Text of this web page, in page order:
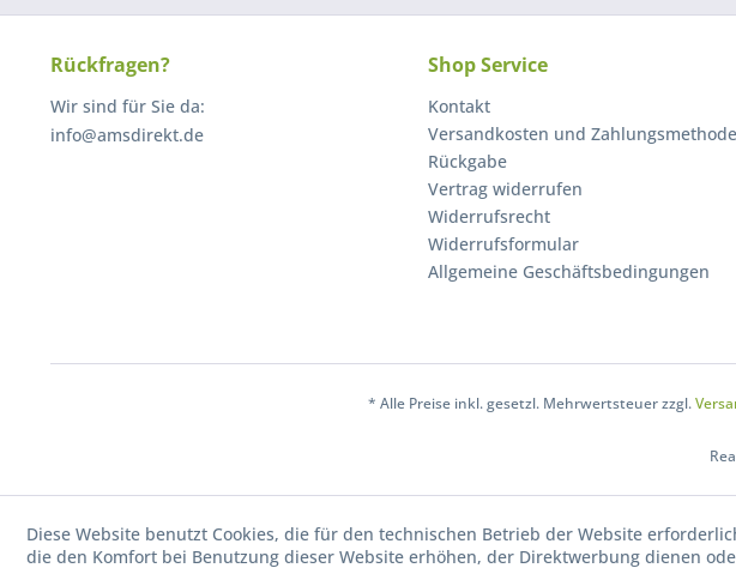
Rückfragen?
Wir sind für Sie da:
info@amsdirekt.de
Shop Service
Kontakt
Versandkosten und
Rückgabe
Vertrag widerrufen
Widerrufsrecht
Widerrufsformular
Allgemeine Geschäftsbedingungen
* Alle Preise inkl. gesetzl. Mehrwertsteuer zzgl.
Diese Website benutzt Cookies, die für den technischen Betrieb der Website
die den Komfort bei Benutzung dieser Website erhöhen, der Direktwerbung dienen